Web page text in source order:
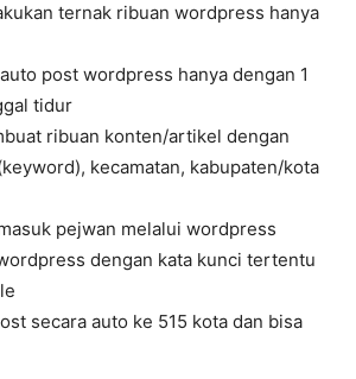
ternak ribuan wordpress hanya
post wordpress hanya dengan 1
tidur
ribuan konten/artikel dengan
kecamatan, kabupaten/kota
pejwan melalui wordpress
dengan kata kunci tertentu
secara auto ke 515 kota dan bisa